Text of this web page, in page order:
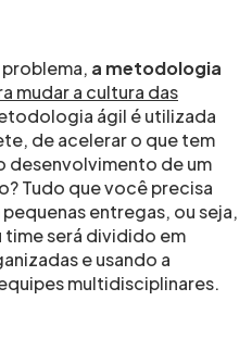
problema, a metodologia
mudar a cultura das
ágil é utilizada
de acelerar o que tem
desenvolvimento de um
Tudo que você precisa
entregas, ou seja,
time será dividido em
e usando a
multidisciplinares.